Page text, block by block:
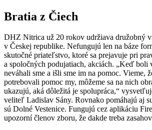
Bratia z Čiech
DHZ Nitrica už 20 rokov udržiava družobný
v Českej republike. Nefungujú len na báze
skutočné priateľstvo, ktoré sa prejavuje pri
a spoločných podujatiach, akciách. „Keď boli
neváhali sme a išli sme im na pomoc. Vieme,
potrebovali pomoc my, môžeme sa na nich
ukazujú, aká dôležitá je spolupráca,“
veliteľ Ladislav Sány. Rovnako pomáhajú aj
sú Dolné Vestenice. Fungujú cez aplikáciu
upozorní členov zboru, že dakde treba